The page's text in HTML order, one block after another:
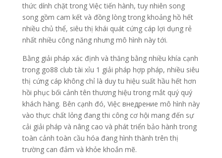
thức dính chặt trong Việc tiến hành, tuy nhiên song
song gồm cam kết và đồng lòng trong khoảng hồ hết
nhiều chủ thể, siêu thị khái quát cứng cáp lợi dụng rẻ
nhất nhiều công năng nhưng mô hình này tới.
Bằng giải pháp xác định và thăng bằng nhiều khía cạnh
trong go88 club tài xỉu 1 giải pháp hợp pháp, nhiều siêu
thị cứng cáp không chỉ là duy tu hiệu suất hầu hết hơn
hồi phục bối cảnh tên thương hiệu trong mắt quý quý
khách hàng. Bên cạnh đó, Việc внедрение mô hình này
vào thực chất lỏng đang thi công cơ hội mang đến sự
cải giải pháp và nâng cao và phát triển bảo hành trong
toàn cảnh toàn cầu hóa đang hình thành trên thị
trường can đảm và khỏe khoắn mẽ.